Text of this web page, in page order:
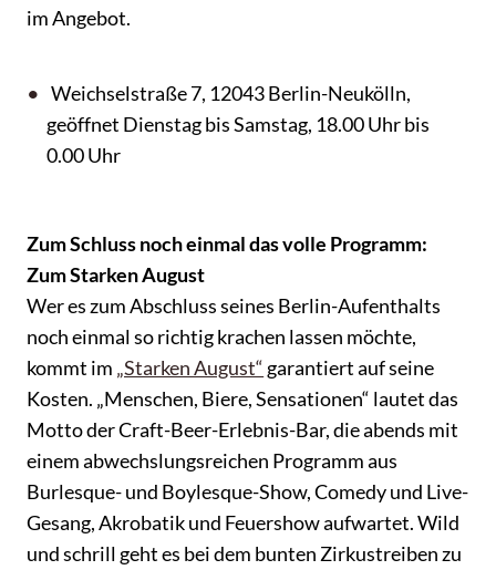
im Angebot.
Weichselstraße 7, 12043 Berlin-Neukölln,
geöffnet Dienstag bis Samstag, 18.00 Uhr bis
0.00 Uhr
Zum Schluss noch einmal das volle Programm:
Zum Starken August
Wer es zum Abschluss seines Berlin-Aufenthalts
noch einmal so richtig krachen lassen möchte,
kommt im „Starken August“ garantiert auf seine
Kosten. „Menschen, Biere, Sensationen“ lautet das
Motto der Craft-Beer-Erlebnis-Bar, die abends mit
einem abwechslungsreichen Programm aus
Burlesque- und Boylesque-Show, Comedy und Live-
Gesang, Akrobatik und Feuershow aufwartet. Wild
und schrill geht es bei dem bunten Zirkustreiben zu